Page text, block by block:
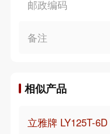
邮政编码
备注
相似产品
立雅牌 LY125T-